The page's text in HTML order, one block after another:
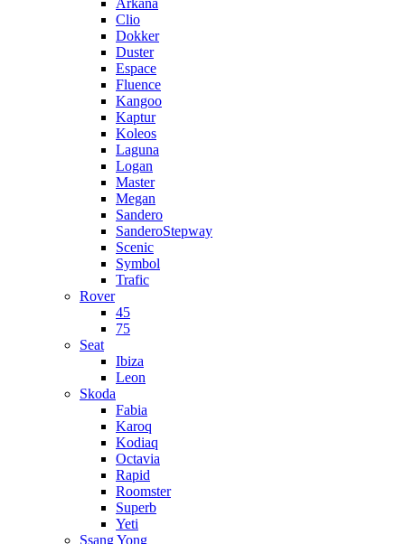
Arkana
Clio
Dokker
Duster
Espace
Fluence
Kangoo
Kaptur
Koleos
Laguna
Logan
Master
Megan
Sandero
SanderoStepway
Scenic
Symbol
Trafic
Rover
45
75
Seat
Ibiza
Leon
Skoda
Fabia
Karoq
Kodiaq
Octavia
Rapid
Roomster
Superb
Yeti
Ssang Yong